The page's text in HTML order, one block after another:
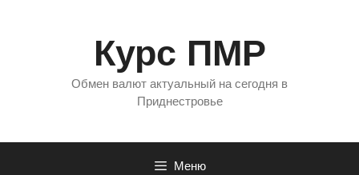
Курс ПМР
Обмен валют актуальный на сегодня в
Приднестровье
Меню